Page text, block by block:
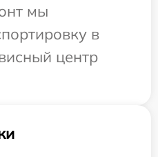
мы
в
центр